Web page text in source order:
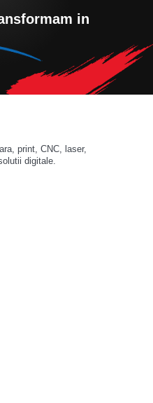
in
print, CNC, laser,
digitale.